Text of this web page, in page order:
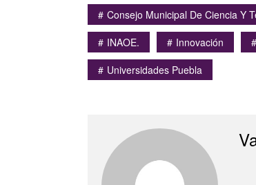
Consejo Municipal De Ciencia Y
INAOE.
Innovación
Universidades Puebla